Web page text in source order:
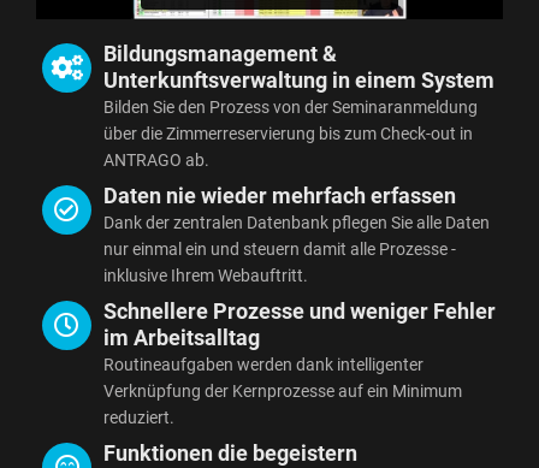
Bildungsmanagement &
Unterkunftsverwaltung in einem System
Bilden Sie den Prozess von der Seminaranmeldung
über die Zimmerreservierung bis zum Check-out in
ANTRAGO ab.
Daten nie wieder mehrfach erfassen
Dank der zentralen Datenbank pflegen Sie alle Daten
nur einmal ein und steuern damit alle Prozesse -
inklusive Ihrem Webauftritt.
Schnellere Prozesse und weniger Fehler
im Arbeitsalltag
Routineaufgaben werden dank intelligenter
Verknüpfung der Kernprozesse auf ein Minimum
reduziert.
Funktionen die begeistern